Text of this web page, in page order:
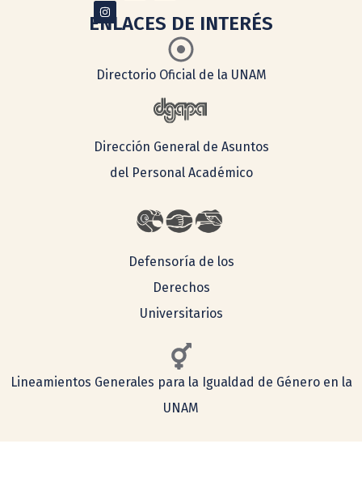
ENLACES DE INTERÉS
Directorio Oficial de la UNAM
Dirección General de Asuntos
del Personal Académico
Defensoría de los
Derechos
Universitarios
Lineamientos Generales para la Igualdad de Género en la
UNAM